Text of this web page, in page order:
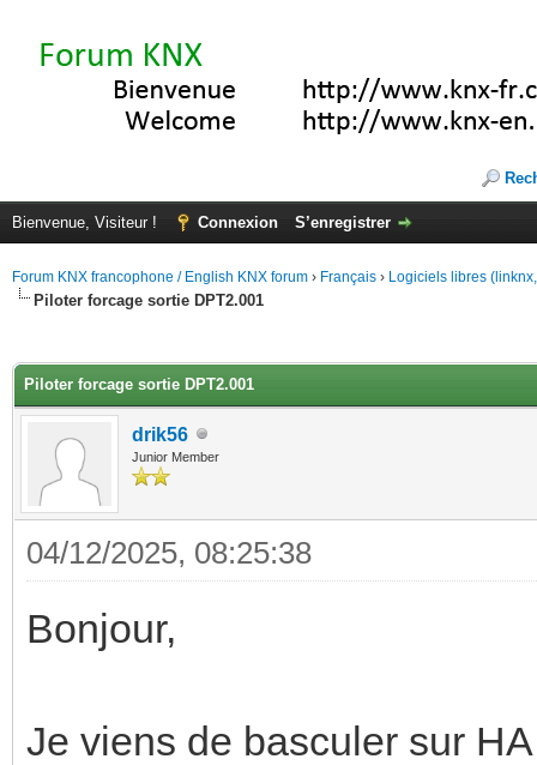
Bienvenue, Visiteur ! Connexion S’enregistrer
Forum KNX francophone / English KNX forum › Français › Logiciels libres
Piloter forcage sortie DPT2.001
Piloter forcage sortie DPT2.001
drik56
Junior Member
04/12/2025, 08:25:38
Bonjour,
Je viens de basculer sur